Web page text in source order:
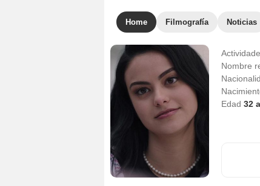
Home Filmografía Noticias
Nombre
Edad 32